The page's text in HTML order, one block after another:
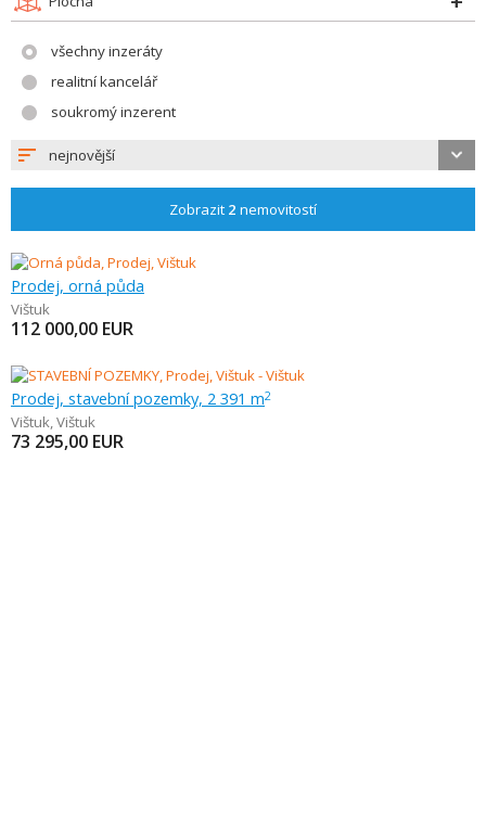
všechny inzeráty
realitní kancelář
soukromý inzerent
nejnovější
Zobrazit 2 nemovitostí
Prodej, orná půda
Vištuk
112 000,00 EUR
Prodej, stavební pozemky, 2 391 m2
Vištuk,Vištuk
73 295,00 EUR